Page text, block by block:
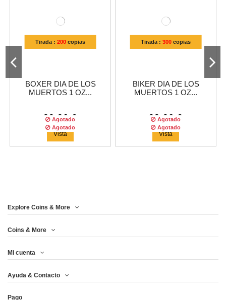
Tirada : 200copias
BOXER DIA DE LOS
MUERTOS 1 OZ...
99,96 €
Agotado
Vista
Tirada : 300copias
BIKER DIA DE LOS
MUERTOS 1 OZ...
99,96 €
Agotado
Vista
Tirada :
MUERTOS 1 OZ...
Agotado Agotado
Explore Coins & More
Coins & More
Mi cuenta
Ayuda & Contacto
Pago